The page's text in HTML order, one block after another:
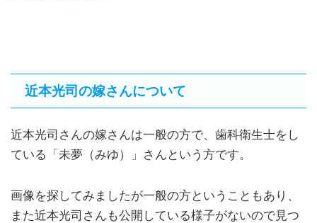
近本光司の嫁さんについて
近本光司さんの嫁さんは一般の方で、歯科衛生士をし
ている「未夢（みゆ）」さんという方です。
画像を探してみましたが一般の方ということもあり、
また近本光司さんも公開している様子がないので見つ